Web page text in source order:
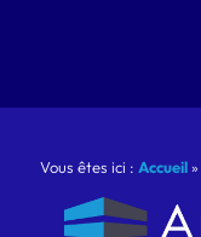
Vous êtes ici : Accueil»